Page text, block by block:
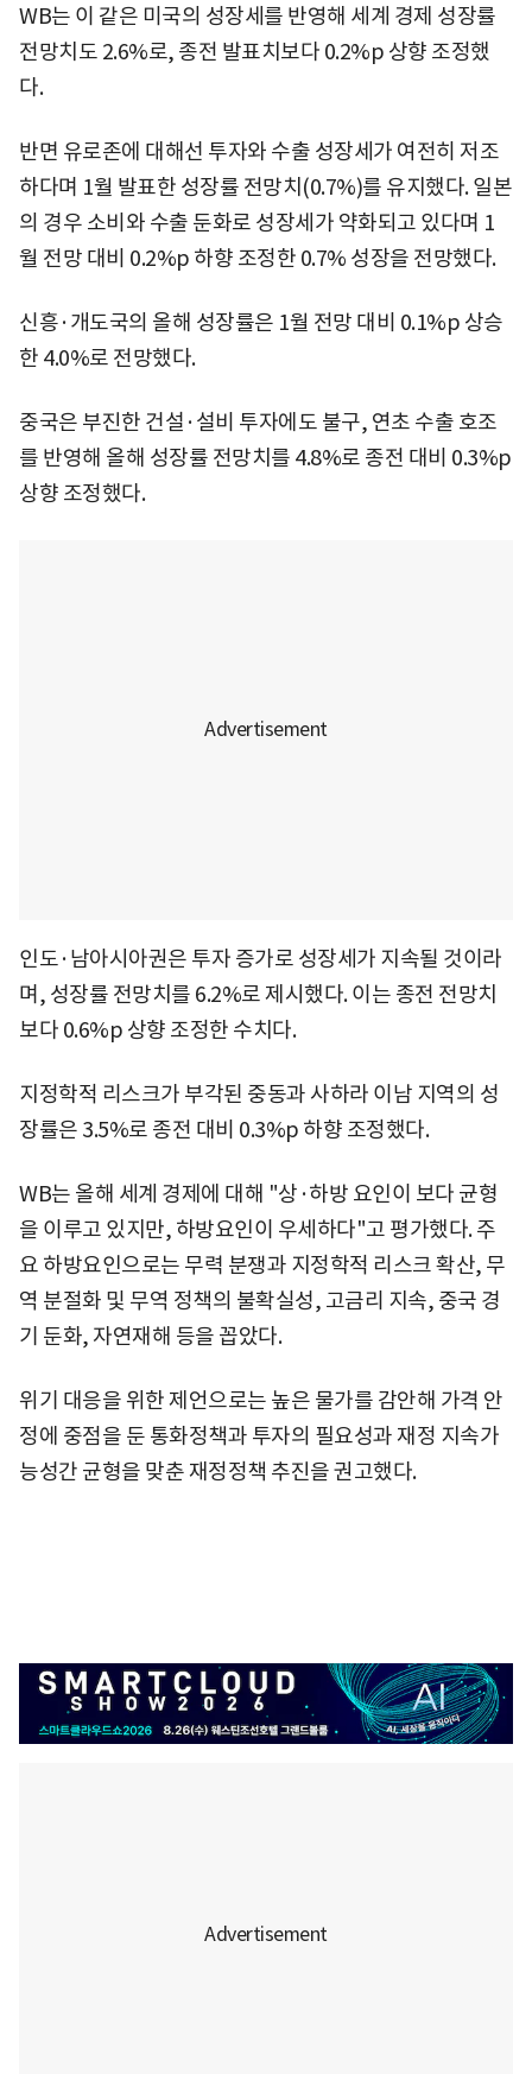
WB는 이 같은 미국의 성장세를 반영해 세계 경제 성장률
전망치도 2.6%로, 종전 발표치보다 0.2%p 상향 조정했
다.
반면 유로존에 대해선 투자와 수출 성장세가 여전히 저조
하다며 1월 발표한 성장률 전망치(0.7%)를 유지했다. 일본
의 경우 소비와 수출 둔화로 성장세가 약화되고 있다며 1
월 전망 대비 0.2%p 하향 조정한 0.7% 성장을 전망했다.
신흥·개도국의 올해 성장률은 1월 전망 대비 0.1%p 상승
한 4.0%로 전망했다.
중국은 부진한 건설·설비 투자에도 불구, 연초 수출 호조
를 반영해 올해 성장률 전망치를 4.8%로 종전 대비 0.3%p
상향 조정했다.
인도·남아시아권은 투자 증가로 성장세가 지속될 것이라
며, 성장률 전망치를 6.2%로 제시했다. 이는 종전 전망치
보다 0.6%p 상향 조정한 수치다.
지정학적 리스크가 부각된 중동과 사하라 이남 지역의 성
장률은 3.5%로 종전 대비 0.3%p 하향 조정했다.
WB는 올해 세계 경제에 대해 "상·하방 요인이 보다 균형
을 이루고 있지만, 하방요인이 우세하다"고 평가했다. 주
요 하방요인으로는 무력 분쟁과 지정학적 리스크 확산, 무
역 분절화 및 무역 정책의 불확실성, 고금리 지속, 중국 경
기 둔화, 자연재해 등을 꼽았다.
위기 대응을 위한 제언으로는 높은 물가를 감안해 가격 안
정에 중점을 둔 통화정책과 투자의 필요성과 재정 지속가
능성간 균형을 맞춘 재정정책 추진을 권고했다.